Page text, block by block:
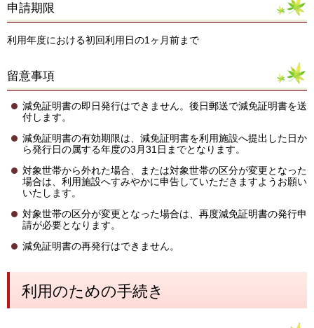
申請期限
利用年度における初回利用日の1ヶ月前まで
留意事項
減免証明書の即日発行はできません。後日郵送で減免証明書を送
付します。
減免証明書の有効期限は、減免証明書を利用施設へ提出した日か
ら発行日の属する年度の3月31日までとなります。
対象世帯から外れた場合、または対象世帯の区分が変更となった
場合は、利用施設へすみやかに申告していただきますようお願い
いたします。
対象世帯の区分が変更となった場合は、再度減免証明書の発行申
請が必要となります。
減免証明書の再発行はできません。
利用のための手続き